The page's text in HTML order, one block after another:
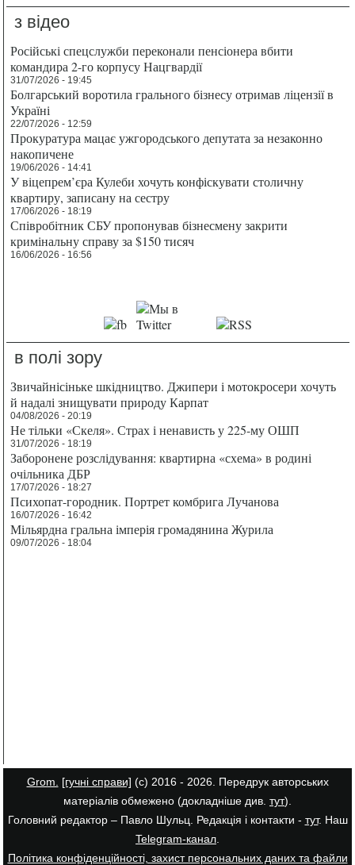
з відео
Російські спецслужби переконали пенсіонера вбити
командира 2-го корпусу Нацгвардії
31/07/2026 - 19:45
Болгарський воротила грального бізнесу отримав ліцензії в
Україні
22/07/2026 - 12:59
Прокуратура мацає ужгородського депутата за незаконно
накопичене
19/06/2026 - 14:41
У віцепрем’єра Кулеби хочуть конфіскувати столичну
квартиру, записану на сестру
17/06/2026 - 18:19
Співробітник СБУ пропонував бізнесмену закрити
кримінальну справу за $150 тисяч
16/06/2026 - 16:56
в полі зору
Звичайнісіньке шкідництво. Джипери і мотокросери хочуть
й надалі знищувати природу Карпат
04/08/2026 - 20:19
Не тільки «Скеля». Страх і ненависть у 225-му ОШП
31/07/2026 - 18:19
Заборонене розслідування: квартирна «схема» в родині
очільника ДБР
17/07/2026 - 18:27
Психопат-городник. Портрет комбрига Лучанова
16/07/2026 - 16:42
Мільярдна гральна імперія громадянина Журила
09/07/2026 - 18:04
Grom. [гучні справи] (с) 2016 - 2026. Передрук авторських
матеріалів обмежено (докладніше див. тут).
Головний редактор – Павло Шульц. Редакція і контакти - тут. Наш
Telegram-канал
Політика конфіденційності, захист персональних даних та файли